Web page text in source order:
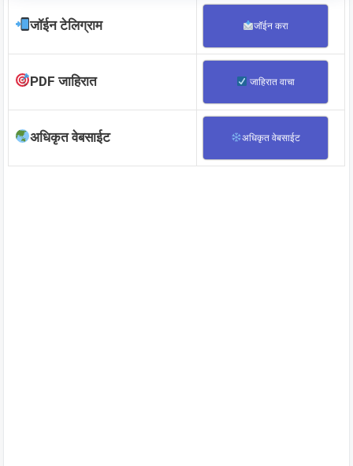
जॉईन टेलिग्राम जॉईन करा
PDF जाहिरात जाहिरात वाचा
अधिकृत वेबसाईट अधिकृत वेबसाईट